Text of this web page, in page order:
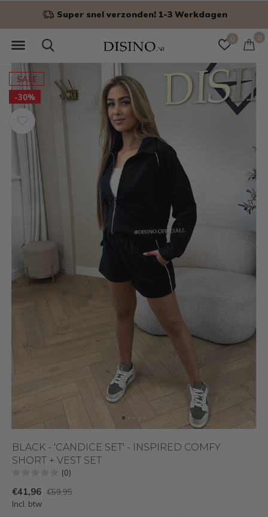
0 0
Niet goed? Geld
SALE
-30%
BLACK - 'CANDICE SET' - INSPIRED COMFY
SHORT + VEST SET
(0)
€41,96 €59,95
Incl. btw